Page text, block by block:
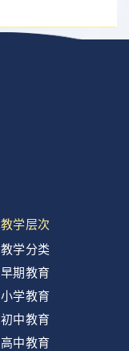
教学层次
教学分类
早期教育
小学教育
初中教育
高中教育